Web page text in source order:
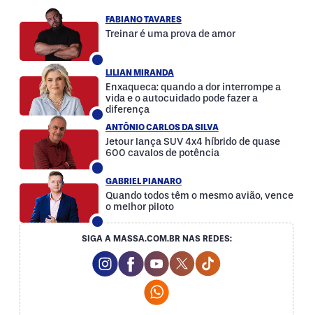
FABIANO TAVARES
Treinar é uma prova de amor
LILIAN MIRANDA
Enxaqueca: quando a dor interrompe a
vida e o autocuidado pode fazer a
diferença
ANTÔNIO CARLOS DA SILVA
Jetour lança SUV 4x4 híbrido de quase
600 cavalos de potência
GABRIEL PIANARO
Quando todos têm o mesmo avião, vence
o melhor piloto
SIGA A MASSA.COM.BR NAS REDES:
Instagram Social Media
Facebook Social Media
Youtube Social Media
Twitter Social Media
Tiktok Social